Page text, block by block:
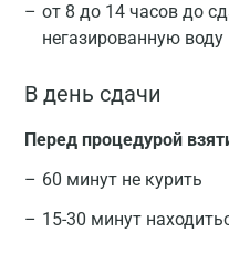
от 8 до 14 часов до
негазированную воду
В день сдачи
Перед процедурой
60 минут не курить
15-30 минут